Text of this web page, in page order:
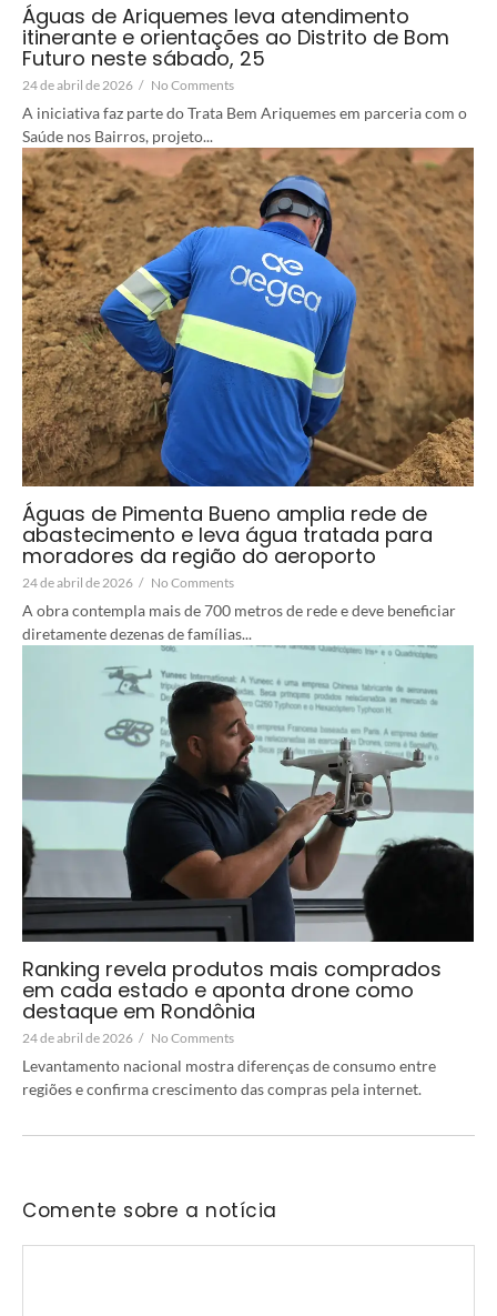
Águas de Ariquemes leva atendimento
itinerante e orientações ao Distrito de Bom
Futuro neste sábado, 25
24 de abril de 2026 / No Comments
A iniciativa faz parte do Trata Bem Ariquemes em parceria com o
Saúde nos Bairros, projeto...
Águas de Pimenta Bueno amplia rede de
abastecimento e leva água tratada para
moradores da região do aeroporto
24 de abril de 2026 / No Comments
A obra contempla mais de 700 metros de rede e deve beneficiar
diretamente dezenas de famílias...
Ranking revela produtos mais comprados
em cada estado e aponta drone como
destaque em Rondônia
24 de abril de 2026 / No Comments
Levantamento nacional mostra diferenças de consumo entre
regiões e confirma crescimento das compras pela internet.
Comente sobre a notícia